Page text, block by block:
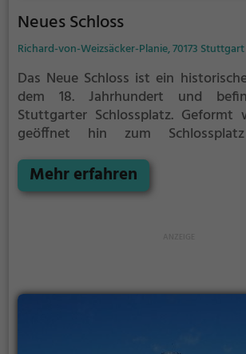
Neues Schloss
Richard-von-Weizsäcker-Planie, 70173 Stuttgart
Das Neue Schloss ist ein
dem 18. Jahrhundert und
Stuttgarter Schlossplatz. Geformt
geöffnet hin zum
Königsstraße - der
gelegene Neue Schloss das Herz
Mehr erfahren